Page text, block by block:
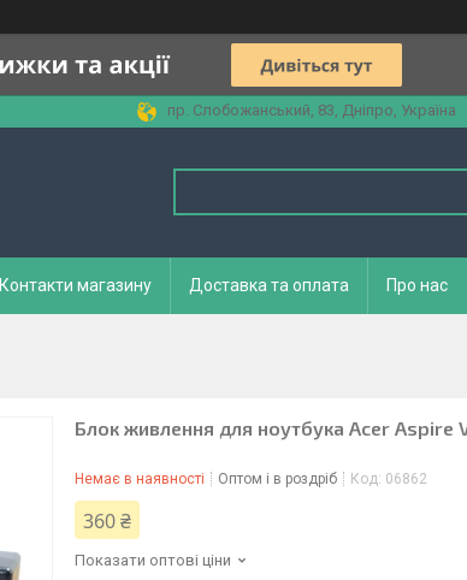
пр. Слобожанський, 83, Дніпро, Україна
Контакти магазину Доставка та оплата Про нас
Блок живлення для ноутбука Acer Aspire
Немає в наявності Оптом і в роздріб Код: 06862
360 ₴
Показати оптові ціни